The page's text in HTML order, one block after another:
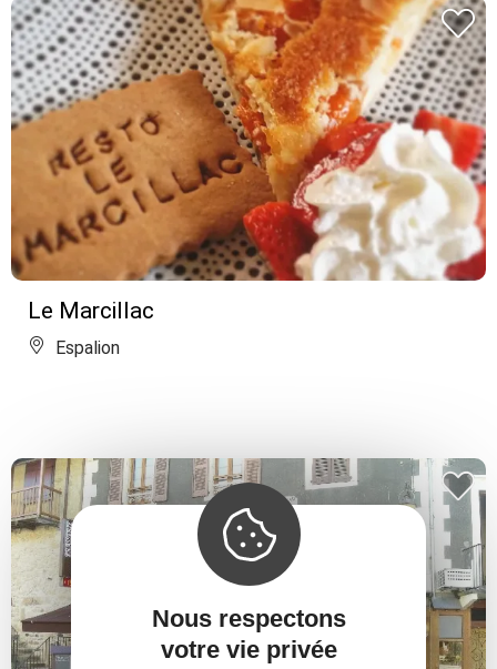
Le Marcillac
Espalion
Nous respectons
votre vie privée